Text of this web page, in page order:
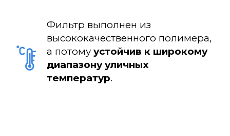
Фильтр выполнен из
высококачественного полимера,
а потому устойчив к широкому
диапазону уличных
температур.